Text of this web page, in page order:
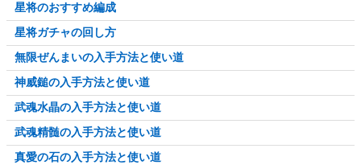
星将のおすすめ編成
星将ガチャの回し方
無限ぜんまいの入手方法と使い道
神威鎚の入手方法と使い道
武魂水晶の入手方法と使い道
武魂精髄の入手方法と使い道
真愛の石の入手方法と使い道